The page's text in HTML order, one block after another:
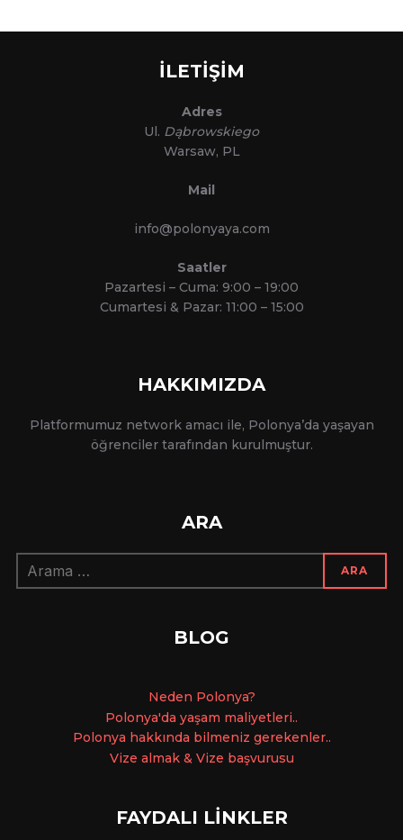
İLETİŞİM
Adres
Ul. Dąbrowskiego
Warsaw, PL
Mail
info@polonyaya.com
Saatler
Pazartesi – Cuma: 9:00 – 19:00
Cumartesi & Pazar: 11:00 – 15:00
HAKKIMIZDA
Platformumuz network amacı ile, Polonya’da yaşayan
öğrenciler tarafından kurulmuştur.
ARA
Arama:
ARA
BLOG
Neden Polonya?
Polonya'da yaşam maliyetleri..
Polonya hakkında bilmeniz gerekenler..
Vize almak & Vize başvurusu
FAYDALI LİNKLER